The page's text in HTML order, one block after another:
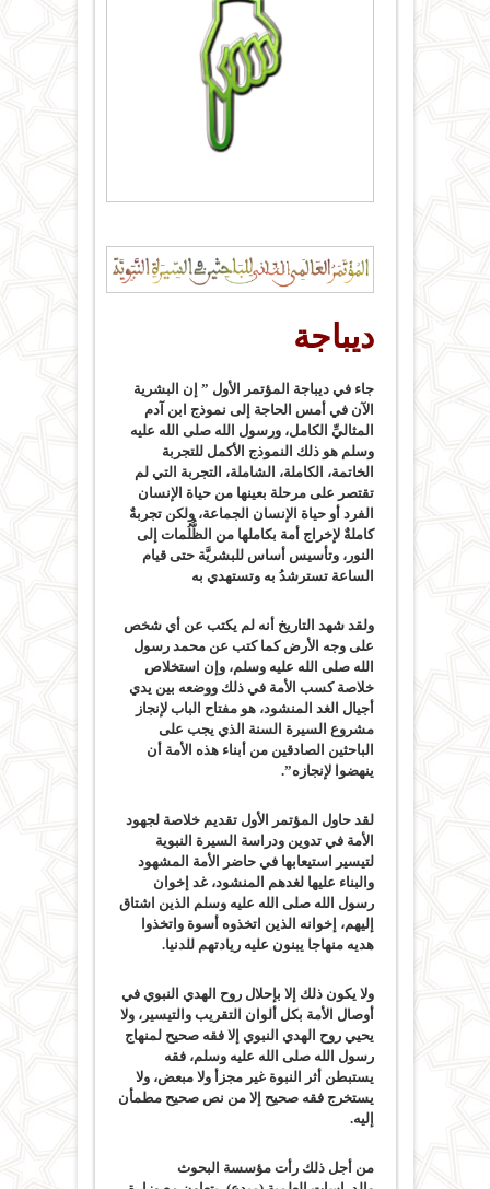
ديباجة
جاء في ديباجة المؤتمر الأول ” إن البشرية
الآن في أمس الحاجة إلى نموذج ابن آدم
المثاليِّ الكامل، ورسول الله صلى الله عليه
وسلم هو ذلك النموذج الأكمل للتجربة
الخاتمة، الكاملة، الشاملة، التجربة التي لم
تقتصر على مرحلة بعينها من حياة الإنسان
الفرد أو حياة الإنسان الجماعة، ولكن تجربةٌ
كاملةٌ لإخراج أمة بكاملها من الظُّلُمات إلى
النور، وتأسيس أساس للبشريَّة حتى قيام
الساعة تسترشدُ به وتستهدي به
ولقد شهد التاريخ أنه لم يكتب عن أي شخص
على وجه الأرض كما كتب عن محمد رسول
الله صلى الله عليه وسلم، وإن استخلاص
خلاصة كسب الأمة في ذلك ووضعه بين يدي
أجيال الغد المنشود، هو مفتاح الباب لإنجاز
مشروع السيرة السنة الذي يجب على
الباحثين الصادقين من أبناء هذه الأمة أن
ينهضوا لإنجازه”.
لقد حاول المؤتمر الأول تقديم خلاصة لجهود
الأمة في تدوين ودراسة السيرة النبوية
لتيسير استيعابها في حاضر الأمة المشهود
والبناء عليها لغدهم المنشود، غد إخوان
رسول الله صلى الله عليه وسلم الذين اشتاق
إليهم، إخوانه الذين اتخذوه أسوة واتخذوا
هديه منهاجا يبنون عليه ريادتهم للدنيا.
ولا يكون ذلك إلا بإحلال روح الهدي النبوي في
أوصال الأمة بكل ألوان التقريب والتيسير، ولا
يحيي روح الهدي النبوي إلا فقه صحيح لمنهاج
رسول الله صلى الله عليه وسلم، فقه
يستبطن أثر النبوة غير مجزأ ولا مبعض، ولا
يستخرج فقه صحيح إلا من نص صحيح مطمأن
إليه.
من أجل ذلك رأت مؤسسة البحوث